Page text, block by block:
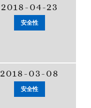
2018-04-23
安全性
2018-03-08
安全性